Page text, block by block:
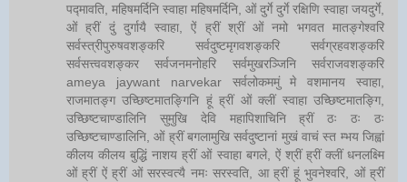
पद्मावति, महिषमर्दिनि स्वाहा महिषमर्दिनि, ओं दुर्गे दुर्गे रक्षिणि स्वाहा जयदुर्गे,
ओं ह्रीं दुं दुर्गायै स्वाहा, ऐं ह्रीं श्रीं ओं नमो भगवत मातङ्गेश्वरि
सर्वस्त्रीपुरुषवशङ्करि सर्वदुष्टमृगवशङ्करि सर्वग्रहवशङ्करि
सर्वसत्त्ववशङ्कर सर्वजनमनोहरि सर्वमुखरञ्जिनि सर्वराजवशङ्करि
ameya jaywant narvekar सर्वलोकममुं मे वशमानय स्वाहा,
राजमातङ्ग उच्छिष्टमातङ्गिनि हूं ह्रीं ओं क्लीं स्वाहा उच्छिष्टमातङ्गि,
उच्छिष्टचाण्डालिनि सुमुखि देवि महापिशाचिनि ह्रीं ठः ठः ठः
उच्छिष्टचाण्डालिनि, ओं ह्रीं बगलामुखि सर्वदुष्टानां मुखं वाचं स्त म्भय जिह्वां
कीलय कीलय बुद्धिं नाशय ह्रीं ओं स्वाहा बगले, ऐं श्रीं ह्रीं क्लीं धनलक्ष्मि
ओं ह्रीं ऐं ह्रीं ओं सरस्वत्यै नमः सरस्वति, आ ह्रीं हूं भुवनेश्वरि, ओं ह्रीं